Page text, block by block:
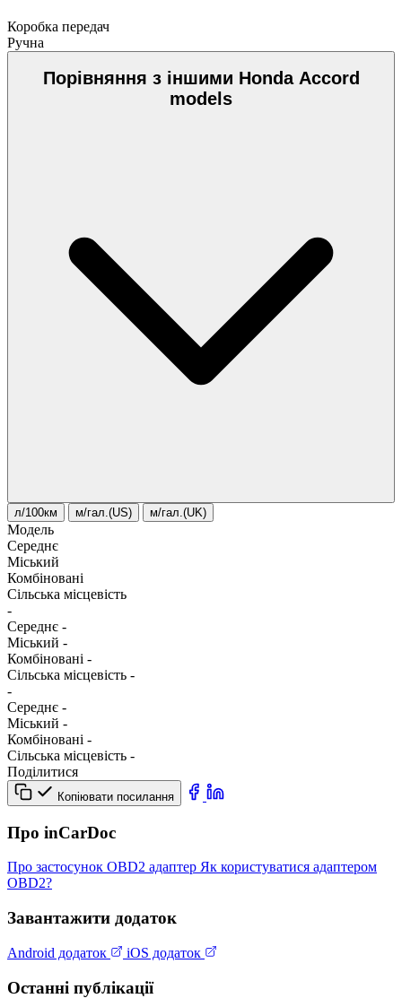
Коробка передач
Ручна
Порівняння з іншими Honda Accord
models
л/100км м/гал.(US) м/гал.(UK)
Модель
Середнє
Міський
Комбіновані
Сільська місцевість
-
Середнє -
Міський -
Комбіновані -
Сільська місцевість -
-
Середнє -
Міський -
Комбіновані -
Сільська місцевість -
Поділитися
Копіювати посилання
Про inCarDoc
Про застосунок OBD2 адаптер Як користуватися адаптером
OBD2?
Завантажити додаток
Android додаток iOS додаток
Останні публікації